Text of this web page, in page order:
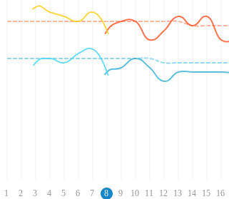
1 2 3 4 5 6 7 8 9 10 11 12 13 14 15 16